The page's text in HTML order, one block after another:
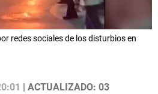
redes sociales de los disturbios en
| ACTUALIZADO: 03